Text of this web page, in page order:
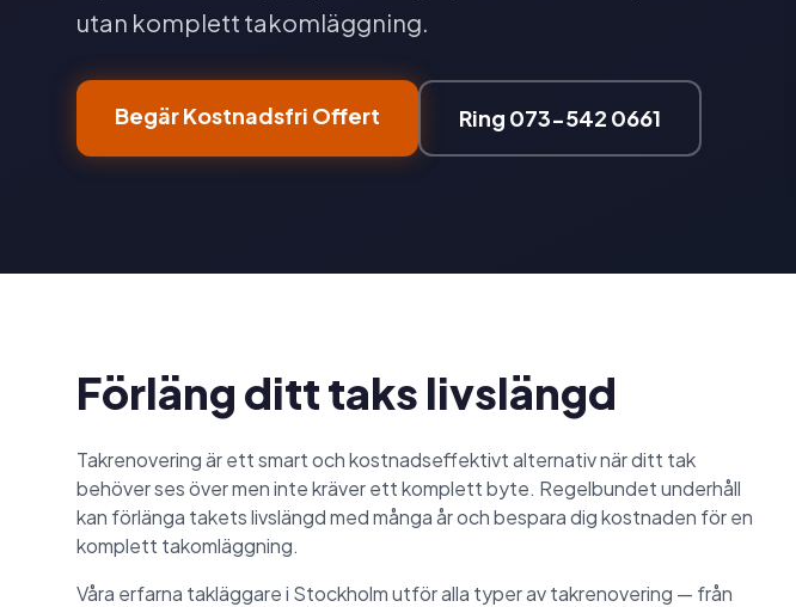
utan komplett takomläggning.
Begär Kostnadsfri Offert
Ring 073-542 0661
Förläng ditt taks livslängd
Takrenovering är ett smart och kostnadseffektivt alternativ när ditt tak
behöver ses över men inte kräver ett komplett byte. Regelbundet underhåll
kan förlänga takets livslängd med många år och bespara dig kostnaden för en
komplett takomläggning.
Våra erfarna takläggare i Stockholm utför alla typer av takrenovering — från